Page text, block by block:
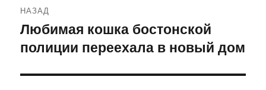
по
записям
НАЗАД
Предыдущая
запись:
Любимая кошка бостонской
полиции переехала в новый дом